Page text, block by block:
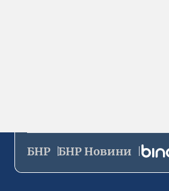
БНР БНР Новини